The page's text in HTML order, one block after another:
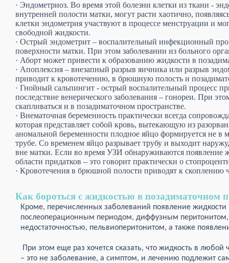
· Эндометриоз. Во время этой болезни клетки из ткани -
внутренней полости матки, могут расти хаотично,
клетки эндометрия участвуют в процессе менструации и
свободной жидкости.
· Острый эндометрит – воспалительный инфекционный
поверхности матки. При этом заболевании из больного
· Аборт может привести к образованию жидкости в
· Апоплексия – внезапный разрыв яичника или разрыв
приводит к кровотечению, в брюшную полость и
· Гнойный сальпингит - острый воспалительный процесс
последствие венерического заболевания – гонореи. При
скапливаться и в позадиматочном пространстве.
· Внематочная беременность практически всегда
которая представляет собой кровь, вытекающую из
аномальной беременности плодное яйцо формируется не в
трубе. Со временем яйцо разрывает трубу и выходит
вне матки. Если во время УЗИ обнаруживаются появление
области придатков – это говорит практически о
· Кровотечения в брюшной полости приводят к скоплению
Как бороться с жидкостью в позадиматочном
Кроме, перечисленных заболеваний появление
послеоперационным периодом, диффузным
недостаточностью, пельвиоперитонитом, а также
При этом еще раз хочется сказать, что жидкость в любой
– это не заболевание, а симптом, и лечению подлежит